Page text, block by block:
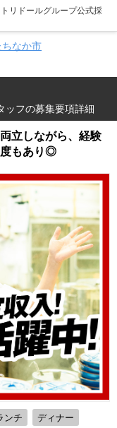
リドールグループ公式採
なか市
ッフの募集要項詳細
立しながら、経験
度もあり◎
ンチ
ディナー